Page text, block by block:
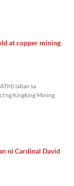
at copper mining
laban sa
ng Kingking Mining
ni Cardinal David